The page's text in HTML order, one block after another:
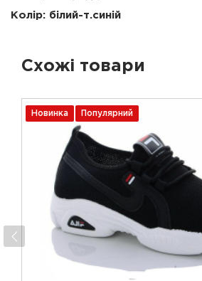
Колір: білий-т.синій
Схожі товари
Новинка Популярний